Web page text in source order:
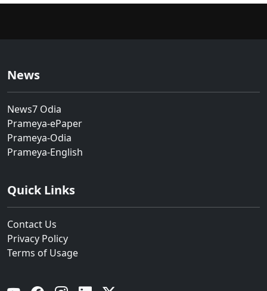
News
News7 Odia
Prameya-ePaper
Prameya-Odia
Prameya-English
Quick Links
Contact Us
Privacy Policy
Terms of Usage
YouTube Facebook Instagram Linkedin